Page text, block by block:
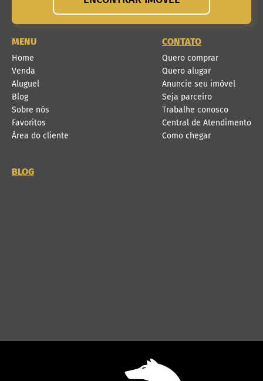
MENU
Home
Venda
Aluguel
Blog
Sobre nós
Favoritos
Área do cliente
CONTATO
Quero comprar
Quero alugar
Anuncie seu imóvel
Seja parceiro
Trabalhe conosco
Central de Atendimento
Como chegar
BLOG